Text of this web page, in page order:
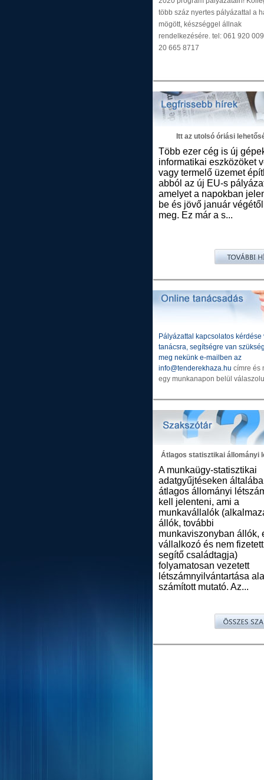
több száz nyertes pályázattal a
mögött, készséggel állnak
rendelkezésére. tel: 061 920
20 665 8717
Itt az utolsó óriási
Több ezer cég is új
informatikai eszközöket
vagy termelő üzemet
abból az új EU-s
amelyet a napokban
be és jövő január
meg. Ez már a s...
Pályázattal kapcsolatos kérdése
tanácsra, segítségre van
meg nekünk e-mailben az
info@tenderekhaza.hu címre és
egy munkanapon belül
Átlagos statisztikai állományi
A munkaügy-statisztikai
adatgyűjtéseken
átlagos állományi
kell jelenteni, ami a
munkavállalók
állók, további
munkaviszonyban állók,
vállalkozó és nem fizetett
segítő családtagja)
folyamatosan vezetett
létszámnyilvántartása
számított mutató. Az...